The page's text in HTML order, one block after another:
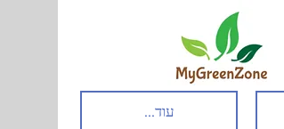
עוד...